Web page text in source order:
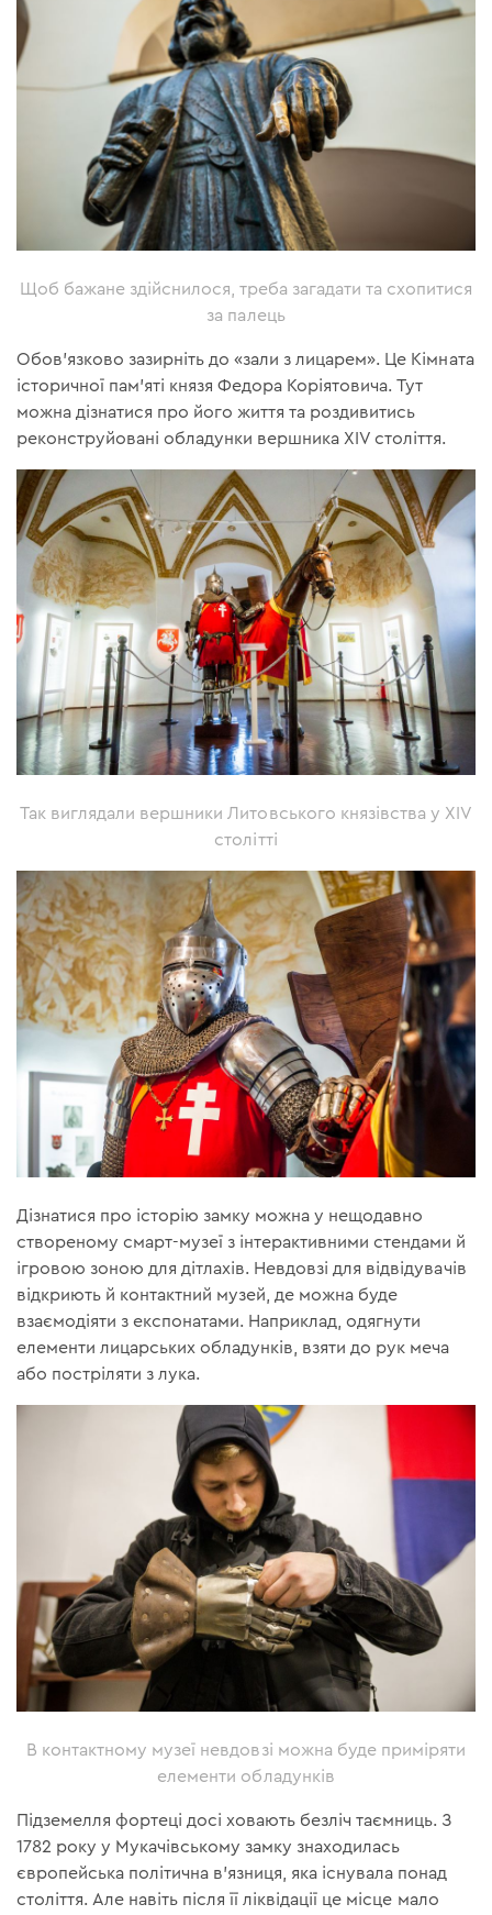
Щоб бажане здійснилося, треба загадати та схопитися
за палець
Обов'язково зазирніть до «зали з лицарем». Це Кімната
історичної пам’яті князя Федора Коріятовича. Тут
можна дізнатися про його життя та роздивитись
реконструйовані обладунки вершника XIV століття.
Так виглядали вершники Литовського князівства у XIV
столітті
Дізнатися про історію замку можна у нещодавно
створеному смарт-музеї з інтерактивними стендами й
ігровою зоною для дітлахів. Невдовзі для відвідувачів
відкриють й контактний музей, де можна буде
взаємодіяти з експонатами. Наприклад, одягнути
елементи лицарських обладунків, взяти до рук меча
або постріляти з лука.
В контактному музеї невдовзі можна буде приміряти
елементи обладунків
Підземелля фортеці досі ховають безліч таємниць. З
1782 року у Мукачівському замку знаходилась
європейська політична в'язниця, яка існувала понад
століття. Але навіть після її ліквідації це місце мало